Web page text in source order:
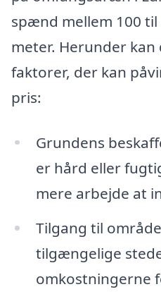
spænd mellem 100
meter. Herunder kan
faktorer, der kan
pris:
Grundens
er hård eller
mere arbejde at
Tilgang til
tilgængelige
omkostningerne